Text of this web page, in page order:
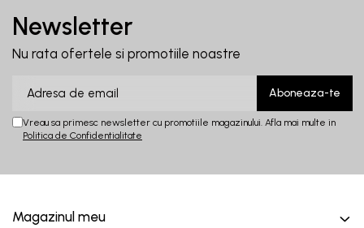
Newsletter
Nu rata ofertele si promotiile noastre
Vreau sa primesc newsletter cu promotiile magazinului. Afla mai multe in
Politica de Confidentialitate
Magazinul meu